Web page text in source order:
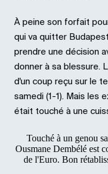
À peine son forfait
qui va quitter
prendre une décision
donner à sa blessure.
d'un coup reçu sur le
samedi (1-1). Mais les
était touché à une
Touché à un genou
Ousmane Dembélé est
de l'Euro. Bon